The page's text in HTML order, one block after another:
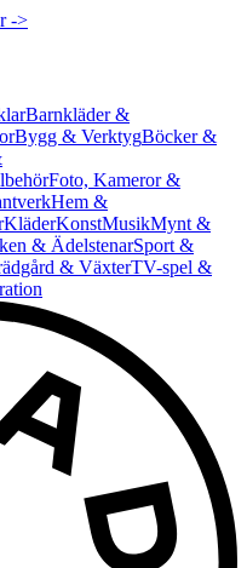
->
Barnkläder &
Bygg & VerktygBöcker &
Foto, Kameror &
Hem &
KläderKonstMusikMynt &
& ÄdelstenarSport &
& VäxterTV-spel &